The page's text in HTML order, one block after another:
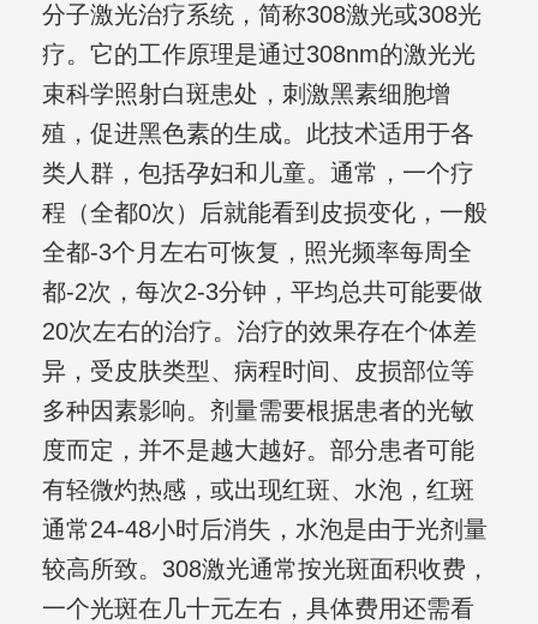
分子激光治疗系统，简称308激光或308光
疗。它的工作原理是通过308nm的激光光
束科学照射白斑患处，刺激黑素细胞增
殖，促进黑色素的生成。此技术适用于各
类人群，包括孕妇和儿童。通常，一个疗
程（全都0次）后就能看到皮损变化，一般
全都-3个月左右可恢复，照光频率每周全
都-2次，每次2-3分钟，平均总共可能要做
20次左右的治疗。治疗的效果存在个体差
异，受皮肤类型、病程时间、皮损部位等
多种因素影响。剂量需要根据患者的光敏
度而定，并不是越大越好。部分患者可能
有轻微灼热感，或出现红斑、水泡，红斑
通常24-48小时后消失，水泡是由于光剂量
较高所致。308激光通常按光斑面积收费，
一个光斑在几十元左右，具体费用还需看